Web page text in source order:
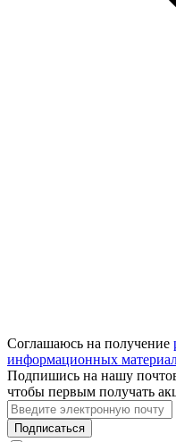
Соглашаюсь на получение
информационных
Подпишись на нашу
чтобы первым получать
Подписаться